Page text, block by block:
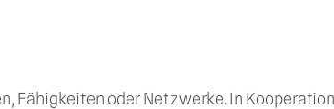
Fähigkeiten oder Netzwerke. In